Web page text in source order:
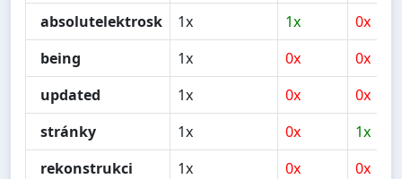
absolutelektrosk
1x 1x
0x
being
1x 0x
0x
updated
1x 0x
0x
stránky
1x 0x
1x
rekonstrukci
1x 0x
0x